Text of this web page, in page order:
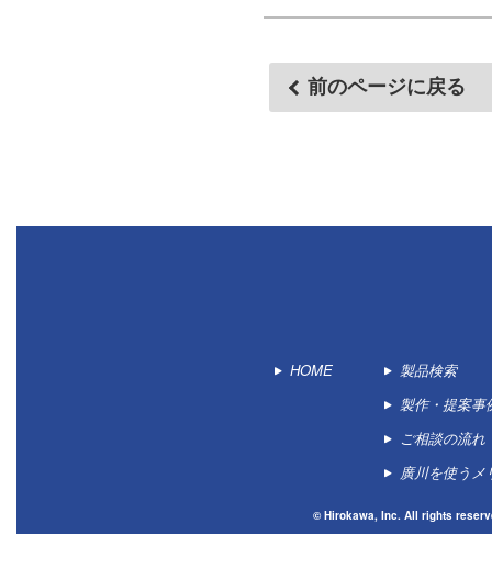
前のページに戻る
HOME
製品検索
製作・提案事
ご相談の流れ
廣川を使うメ
© Hirokawa, Inc. All rights